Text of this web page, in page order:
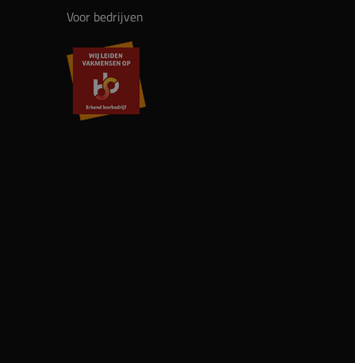
Voor bedrijven